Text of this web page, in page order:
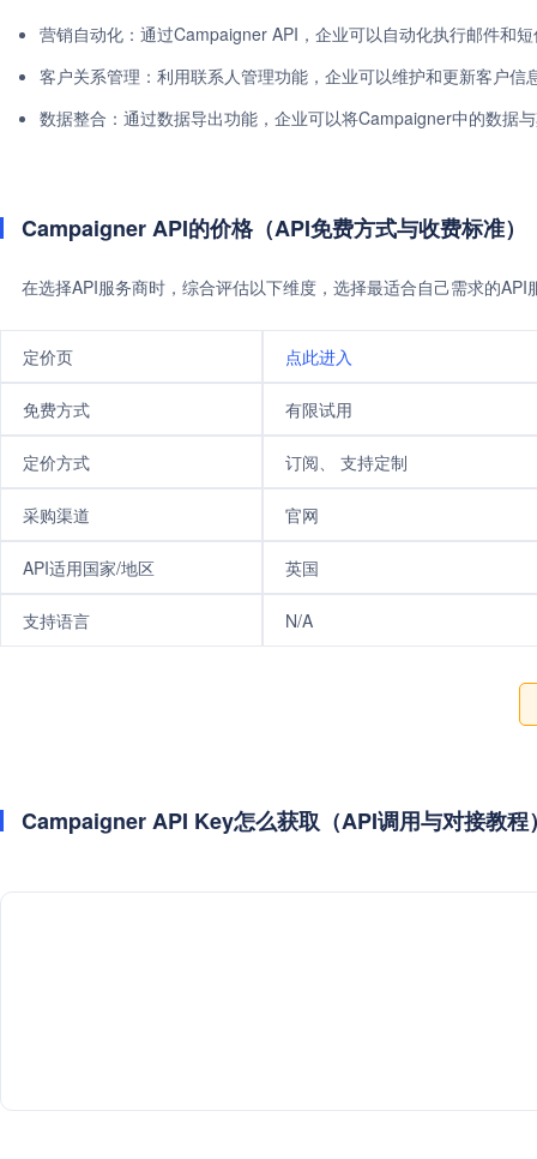
营销自动化：通过Campaigner API，企业可以自动化执行邮件和
客户关系管理：利用联系人管理功能，企业可以维护和更新客户信
数据整合：通过数据导出功能，企业可以将Campaigner中的数据
Campaigner API的价格（API免费方式与收费标准）
在选择API服务商时，综合评估以下维度，选择最适合自己需求的
定价页 点此进入
免费方式 有限试用
定价方式 订阅、 支持定制
采购渠道 官网
API适用国家/地区 英国
支持语言 N/A
Campaigner API Key怎么获取（API调用与对接教程